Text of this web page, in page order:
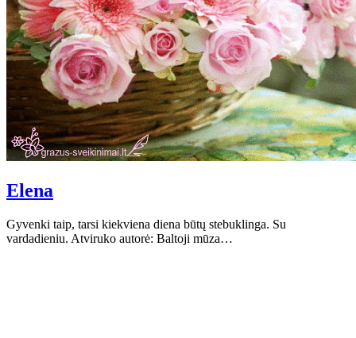
Elena
Gyvenki taip, tarsi kiekviena diena būtų stebuklinga. Su
vardadieniu. Atviruko autorė: Baltoji mūza…